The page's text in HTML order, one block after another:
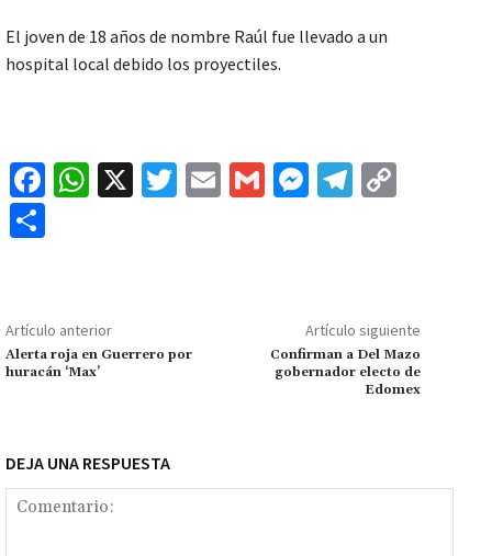
El joven de 18 años de nombre Raúl fue llevado a un
hospital local debido los proyectiles.
Fa
o
k
W
p
p
X
T
E
G
M
ge
r
Te
m Li
n
k
p
ar
Artículo anterior
Alerta roja en Guerrero por
huracán ‘Max’
Artículo siguiente
Confirman a Del Mazo
gobernador electo de
Edomex
DEJA UNA RESPUESTA